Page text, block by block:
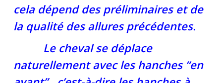
cela dépend des préliminaires et de
la qualité des allures précédentes.
Le cheval se déplace
naturellement avec les hanches “en